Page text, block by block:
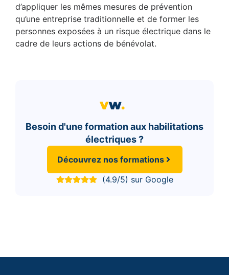
d’appliquer les mêmes mesures de prévention
qu’une entreprise traditionnelle et de former les
personnes exposées à un risque électrique dans le
cadre de leurs actions de bénévolat.
Besoin d'une formation aux habilitations
électriques ?
Découvrez nos formations
(4.9/5) sur Google